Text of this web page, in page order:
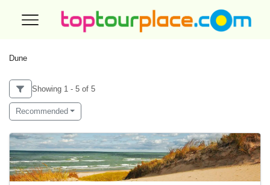
Dune
Showing 1 - 5 of 5
Recommended